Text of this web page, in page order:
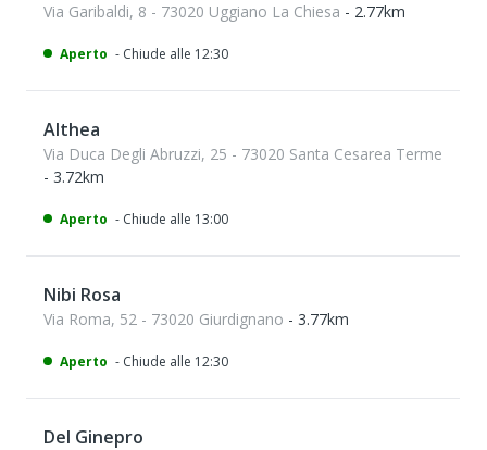
Via Garibaldi, 8 - 73020 Uggiano La Chiesa - 2.77km
Aperto - Chiude alle 12:30
Althea
Via Duca Degli Abruzzi, 25 - 73020 Santa Cesarea Terme
- 3.72km
Aperto - Chiude alle 13:00
Nibi Rosa
Via Roma, 52 - 73020 Giurdignano - 3.77km
Aperto - Chiude alle 12:30
Del Ginepro